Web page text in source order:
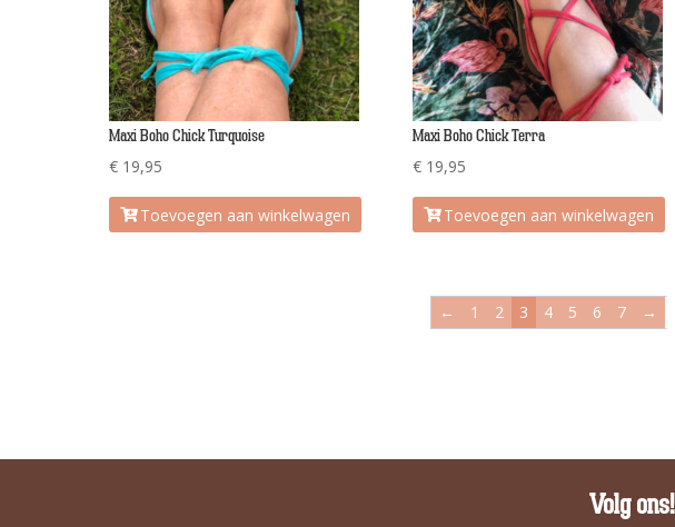
Maxi Boho Chick Turquoise
€19,95
Toevoegen aan winkelwagen
Maxi Boho Chick Terra
€ 19,95
Toevoegen aan winkelwagen
← 1 2 3 4 5 6 7 →
Volg ons!